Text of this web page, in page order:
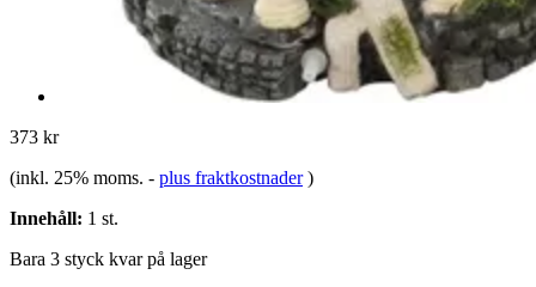
373 kr
(inkl. 25% moms. - plus fraktkostnader )
Innehåll: 1 st.
Bara 3 styck kvar på lager